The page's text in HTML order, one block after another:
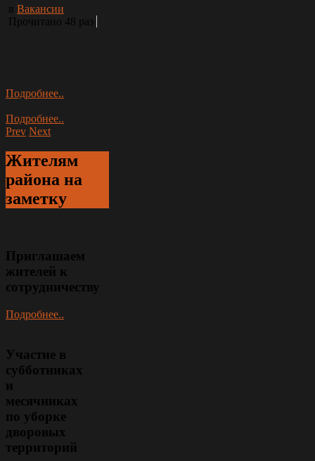
в Вакансии
Прочитано 48 раз
Подробнее..
Подробнее..
Prev Next
Жителям
района на
заметку
Приглашаем
жителей к
сотрудничеству
Подробнее..
Участие в
субботниках
и
месячниках
по уборке
дворовых
территорий